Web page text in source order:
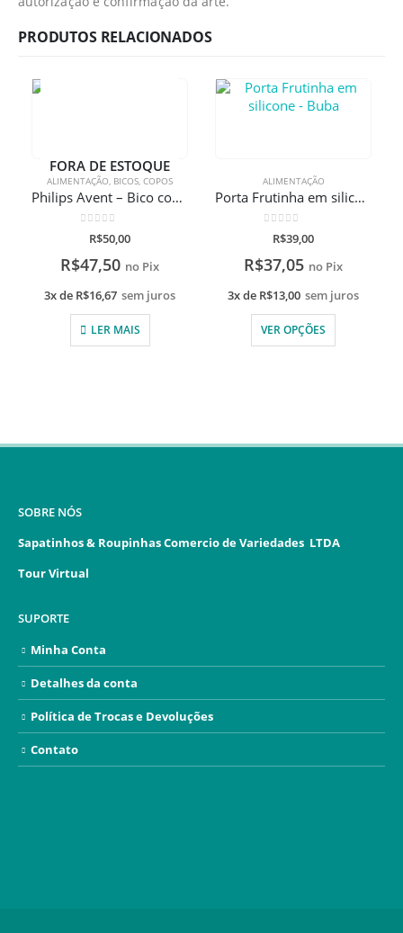
PRODUTOS RELACIONADOS
FORA DE ESTOQUE
ALIMENTAÇÃO, BICOS, COPOS
Philips Avent – Bico compatível com copo pinguim
de 5
R$50,00
R$47,50 no Pix
3x de R$16,67 sem juros
LER MAIS
ALIMENTAÇÃO
Porta Frutinha em silicone – Buba
de 5
R$39,00
R$37,05 no Pix
3x de R$13,00 sem juros
VER OPÇÕES
SOBRE NÓS
Sapatinhos & Roupinhas Comercio de Variedades LTDA
Tour Virtual
SUPORTE
Minha Conta
Detalhes da conta
Política de Trocas e Devoluções
Contato